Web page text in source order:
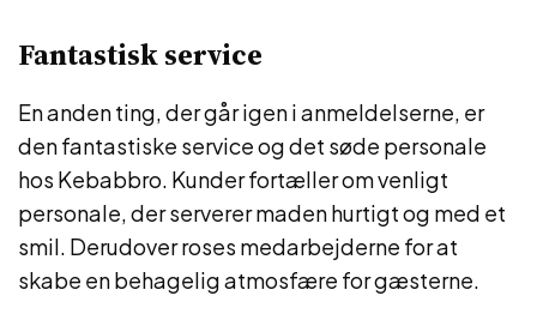
Fantastisk service
En anden ting, der går igen i anmeldelserne, er
den fantastiske service og det søde personale
hos Kebabbro. Kunder fortæller om venligt
personale, der serverer maden hurtigt og med et
smil. Derudover roses medarbejderne for at
skabe en behagelig atmosfære for gæsterne.